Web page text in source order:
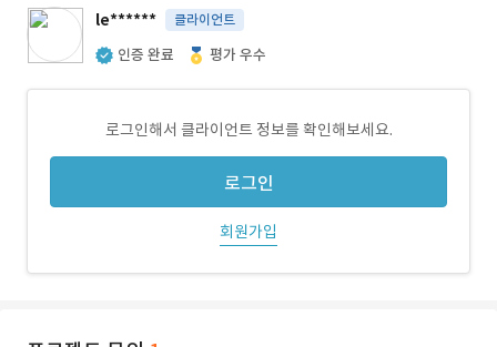
le****** 클라이언트
인증 완료 평가 우수
로그인해서 클라이언트 정보를 확인해보세요.
로그인
회원가입